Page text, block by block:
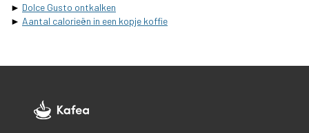
► Dolce Gusto ontkalken
► Aantal calorieën in een kopje koffie